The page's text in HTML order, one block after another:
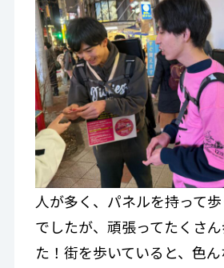
人が多く、パネルを持って
でしたが、頑張ってたくさ
た！街を歩いていると、色